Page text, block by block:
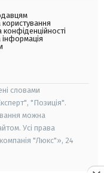
конфіденційності
інформація
словами
"Позиція".
можна
Усі права
"Люкс"», 24